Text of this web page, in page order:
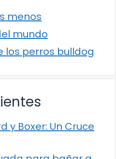
menos
mundo
los perros bulldog
y Boxer: Un Cruce